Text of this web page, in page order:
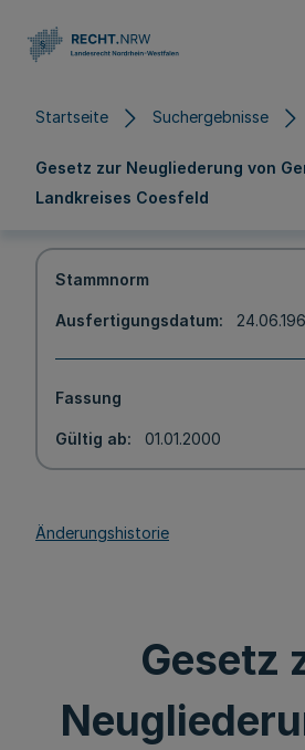
Startseite Suchergebnisse
Gesetz zur Neugliederung von
Landkreises Coesfeld
Stammnorm
Ausfertigungsdatum
Fassung
Gültig ab 01.01.2000
Änderungshistorie
Gesetz